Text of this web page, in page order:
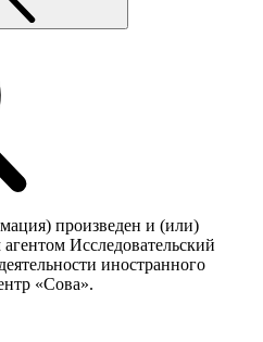
произведен и (или)
Исследовательский
иностранного
«Сова».